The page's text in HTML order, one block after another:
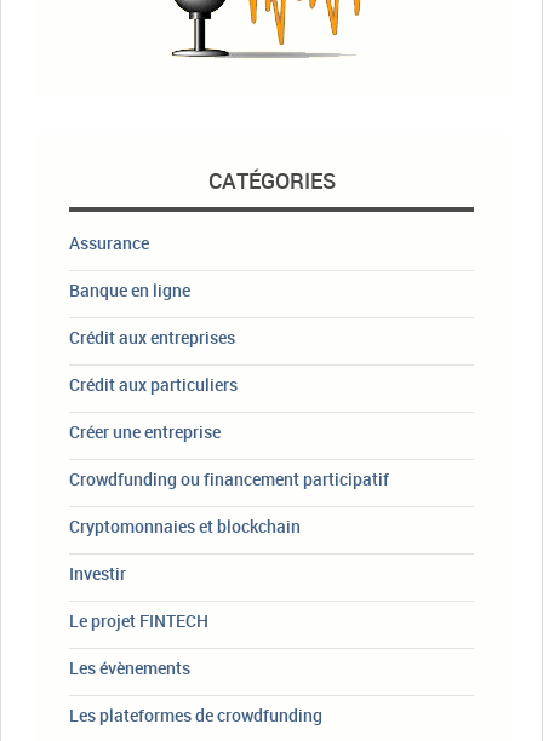
CATÉGORIES
Assurance
Banque en ligne
Crédit aux entreprises
Crédit aux particuliers
Créer une entreprise
Crowdfunding ou financement participatif
Cryptomonnaies et blockchain
Investir
Le projet FINTECH
Les évènements
Les plateformes de crowdfunding